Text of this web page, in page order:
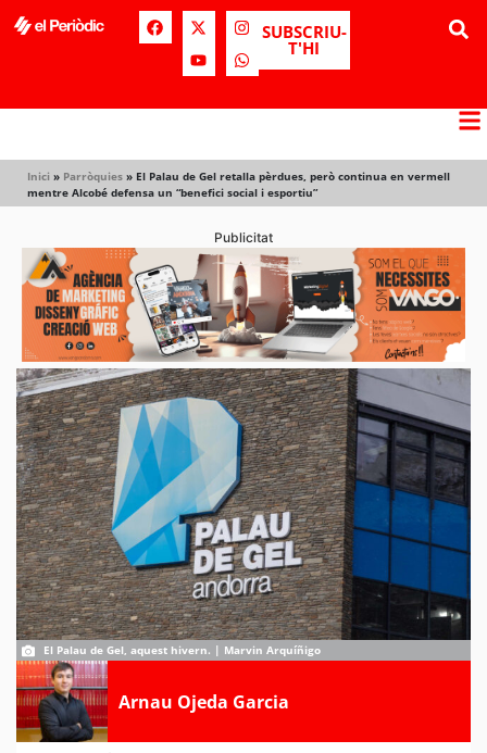
SUBSCRIU-
T'HI
Inici » Parròquies » El Palau de Gel retalla pèrdues, però continua en vermell
mentre Alcobé defensa un “benefici social i esportiu”
Publicitat
El Palau de Gel, aquest hivern. | Marvin Arquíñigo
Arnau Ojeda Garcia